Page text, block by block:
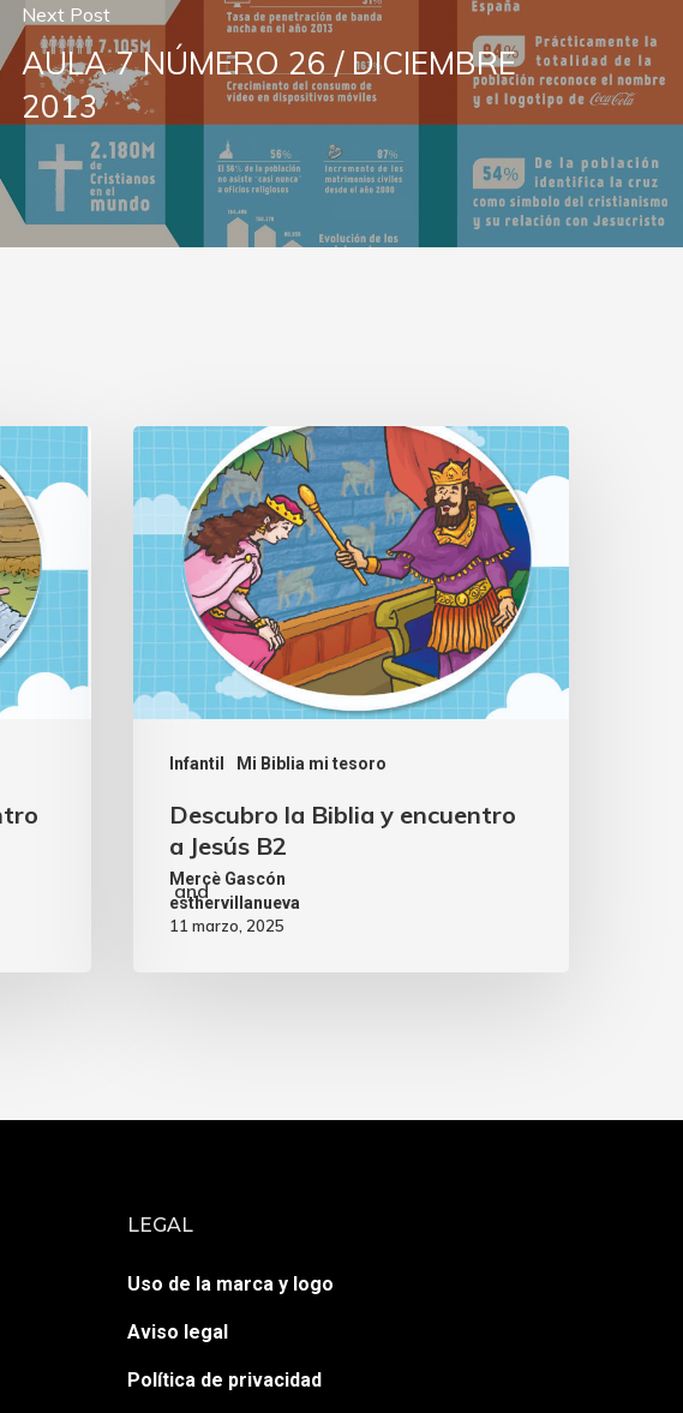
Next Post
AULA 7 NÚMERO 26 / DICIEMBRE
2013
Infantil Mi Biblia mi tesoro
Descubro la Biblia y encuentro
a Jesús B2
Mercè Gascón
and
esthervillanueva
11 marzo, 2025
LEGAL
Uso de la marca y logo
Aviso legal
Política de privacidad